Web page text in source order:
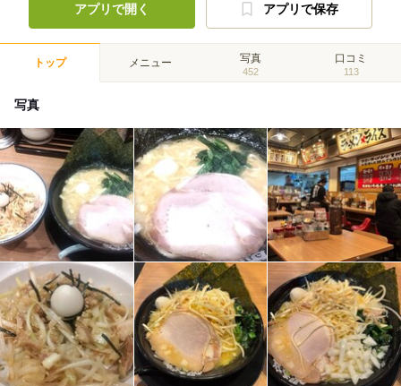
アプリで開く アプリで保存
トップ メニュー 写真
452
口コミ
113
写真